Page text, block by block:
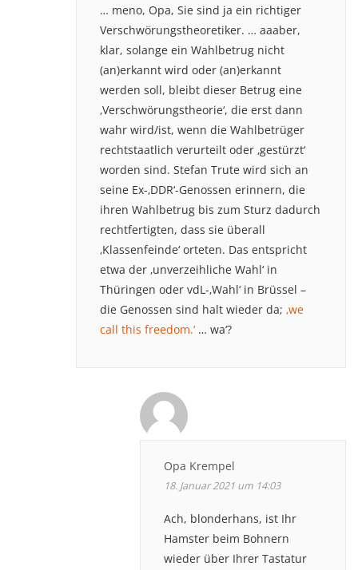
… meno, Opa, Sie sind ja ein richtiger
Verschwörungstheoretiker. … aaaber,
klar, solange ein Wahlbetrug nicht
(an)erkannt wird oder (an)erkannt
werden soll, bleibt dieser Betrug eine
‚Verschwörungstheorie‘, die erst dann
wahr wird/ist, wenn die Wahlbetrüger
rechtstaatlich verurteilt oder ‚gestürzt‘
worden sind. Stefan Trute wird sich an
seine Ex-‚DDR‘-Genossen erinnern, die
ihren Wahlbetrug bis zum Sturz dadurch
rechtfertigten, dass sie überall
‚Klassenfeinde‘ orteten. Das entspricht
etwa der ‚unverzeihliche Wahl‘ in
Thüringen oder vdL-‚Wahl‘ in Brüssel –
die Genossen sind halt wieder da; ‚we
call this freedom.‘ … wa‘?
Opa Krempel
18. Januar 2021 um 14:03
Ach, blonderhans, ist Ihr
Hamster beim Bohnern
wieder über Ihrer Tastatur